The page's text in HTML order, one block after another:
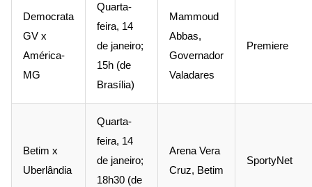
Democrata
GV x
América-
MG
Quarta-
feira, 14
de janeiro;
15h (de
Brasília)
Mammoud
Abbas,
Governador
Valadares
Premiere
Betim x
Uberlândia
Quarta-
feira, 14
de janeiro;
18h30 (de
Arena Vera
Cruz, Betim
SportyNet